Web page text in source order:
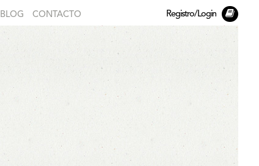
BLOG CONTACTO Registro/Login